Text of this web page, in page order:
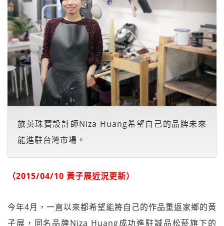
旅英珠寶設計師Niza Huang希望自己的品牌未來
能進駐台灣市場。
（2015/04/10 黃子展近況更新）
今年4月，一直以來都希望能將自己的作品重返家鄉的黃
子展，同名品牌Niza Huang成功進駐誠品松菸旗下的